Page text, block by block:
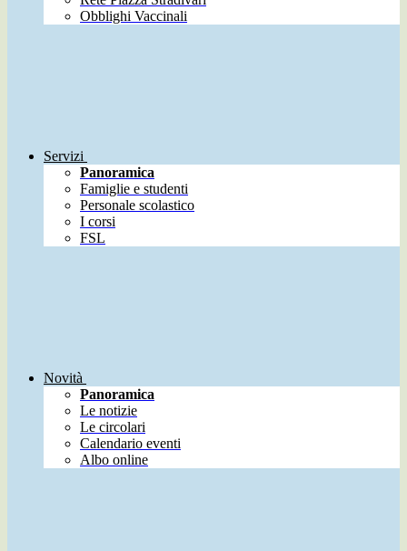
Obblighi Vaccinali
Servizi
Panoramica
Famiglie e studenti
Personale scolastico
I corsi
FSL
Novità
Panoramica
Le notizie
Le circolari
Calendario eventi
Albo online